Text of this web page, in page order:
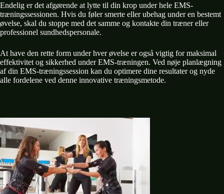
Endelig er det afgørende at lytte til din krop under hele EMS-
træningssessionen. Hvis du føler smerte eller ubehag under en bestemt
øvelse, skal du stoppe med det samme og kontakte din træner eller
professionel sundhedspersonale.
At have den rette form under hver øvelse er også vigtig for maksimal
effektivitet og sikkerhed under EMS-træningen. Ved nøje planlægning
af din EMS-træningssession kan du optimere dine resultater og nyde
alle fordelene ved denne innovative træningsmetode.